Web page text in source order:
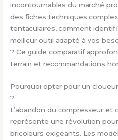
incontournables du marché
des fiches techniques
tentaculaires, comment
meilleur outil adapté à vos
? Ce guide comparatif
terrain et recommandations
Pourquoi opter pour un
?
L’abandon du compresseur et
représente une révolution
bricoleurs exigeants. Les